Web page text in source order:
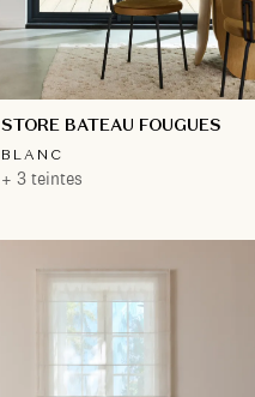
STORE BATEAU FOUGUES
BLANC
+ 3 teintes